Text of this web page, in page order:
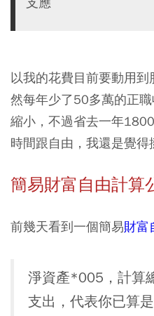
以我的花費目前要動用
然每年少了50多萬的正
縮小，不過省去一年
時間跟自由，我還是覺得
簡易財富自由計算
前幾天看到一個簡易財富
淨資產*005，計算
支出，代表你已算